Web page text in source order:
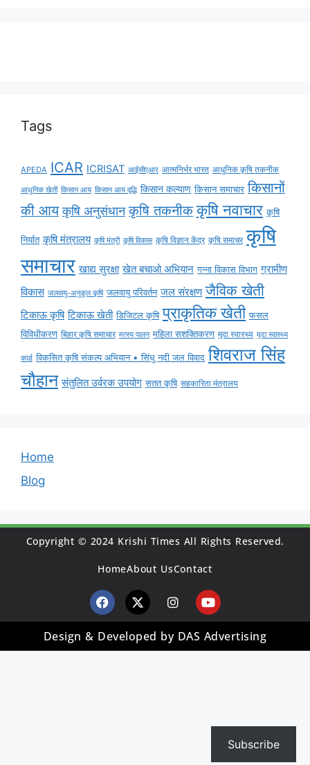
Tags
APEDA ICAR ICRISAT आईसीएआर आत्मनिर्भर भारत आधुनिक कृषि तकनीक
आधुनिक खेती किसान आय किसान आय वृद्धि किसान कल्याण किसान समाचार किसानों
की आय कृषि अनुसंधान कृषि तकनीक कृषि नवाचार कृषि
निर्यात कृषि मंत्रालय कृषि मंत्री कृषि विकास कृषि विज्ञान केंद्र कृषि समाचर कृषि
समाचार खाद्य सुरक्षा खेत बचाओ अभियान गन्ना विकास विभाग ग्रामीण
विकास जलवायु-अनुकूल कृषि जलवायु परिवर्तन जल संरक्षण जैविक खेती
टिकाऊ कृषि टिकाऊ खेती डिजिटल कृषि प्राकृतिक खेती फसल
विविधीकरण बिहार कृषि समाचार मत्स्य पालन महिला सशक्तिकरण मृदा स्वास्थ्य मृदा स्वास्थ्य
कार्ड विकसित कृषि संकल्प अभियान • सिंधु नदी जल विवाद शिवराज सिंह
चौहान संतुलित उर्वरक उपयोग सतत कृषि सहकारिता मंत्रालय
Home
Blog
Copyright © 2024 Krishi Times All Rights Reserved.
HomeAbout UsContact
Design & Developed by DAS Advertising
Subscribe